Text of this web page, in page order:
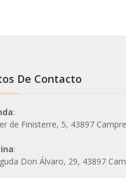
De Contacto
:
de Finisterre, 5, 43897
:
Don Álvaro, 29, 43897